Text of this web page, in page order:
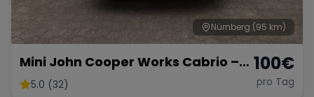
Nürnberg (95 km)
Mini John Cooper Works Cabrio –
Fahrspaß Offenes Verdeck
5.0 (32)
100€
pro Tag